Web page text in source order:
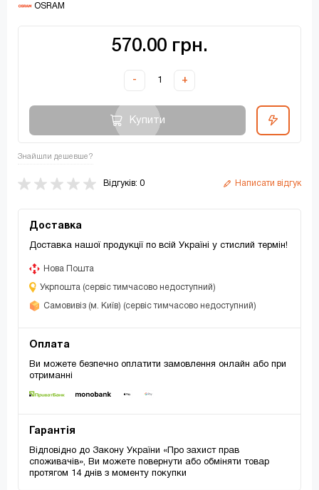
OSRAM
570.00 грн.
- +
Купити
Знайшли дешевше?
Відгуків: 0 Написати відгук
Доставка
Доставка нашої продукції по всій Україні у стислий термін!
Нова Пошта
Укрпошта (сервіс тимчасово недоступний)
Самовивіз (м. Київ) (сервіс тимчасово недоступний)
Оплата
Ви можете безпечно оплатити замовлення онлайн або при
отриманні
Гарантія
Відповідно до Закону України «Про захист прав
споживачів», Ви можете повернути або обміняти товар
протягом 14 днів з моменту покупки